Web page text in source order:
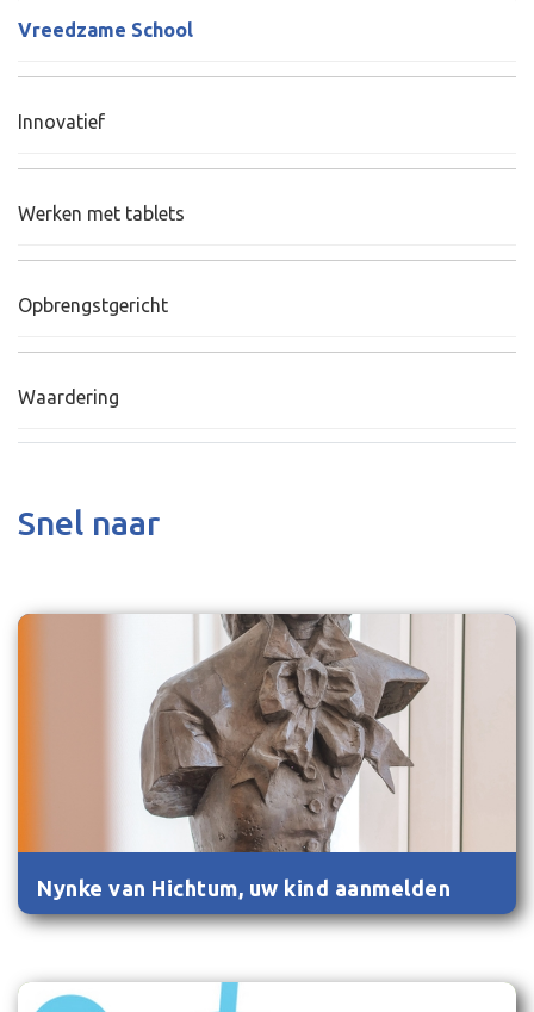
Vreedzame School
Innovatief
Werken met tablets
Opbrengstgericht
Waardering
Snel naar
Nynke van Hichtum, uw kind aanmelden